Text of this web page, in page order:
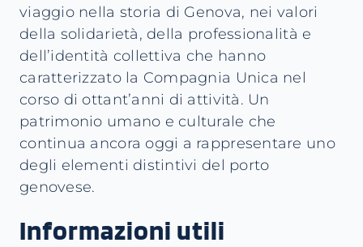
viaggio nella storia di Genova, nei valori
della solidarietà, della professionalità e
dell’identità collettiva che hanno
caratterizzato la Compagnia Unica nel
corso di ottant’anni di attività. Un
patrimonio umano e culturale che
continua ancora oggi a rappresentare uno
degli elementi distintivi del porto
genovese.
Informazioni utili